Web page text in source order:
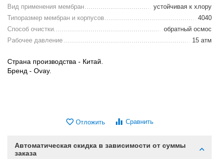
Вид применения мембран
устойчивая к хлору
Типоразмер мембран и корпусов
4040
Способ очистки
обратный осмос
Рабочее давление
15 атм
Страна производства - Китай.
Бренд - Ovay.
Отложить Сравнить
Автоматическая скидка в зависимости от суммы
заказа